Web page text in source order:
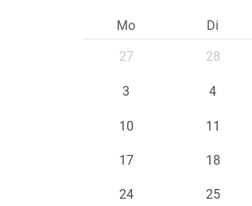
Mo Di
27
28
3 4
10 11
17 18
24 25